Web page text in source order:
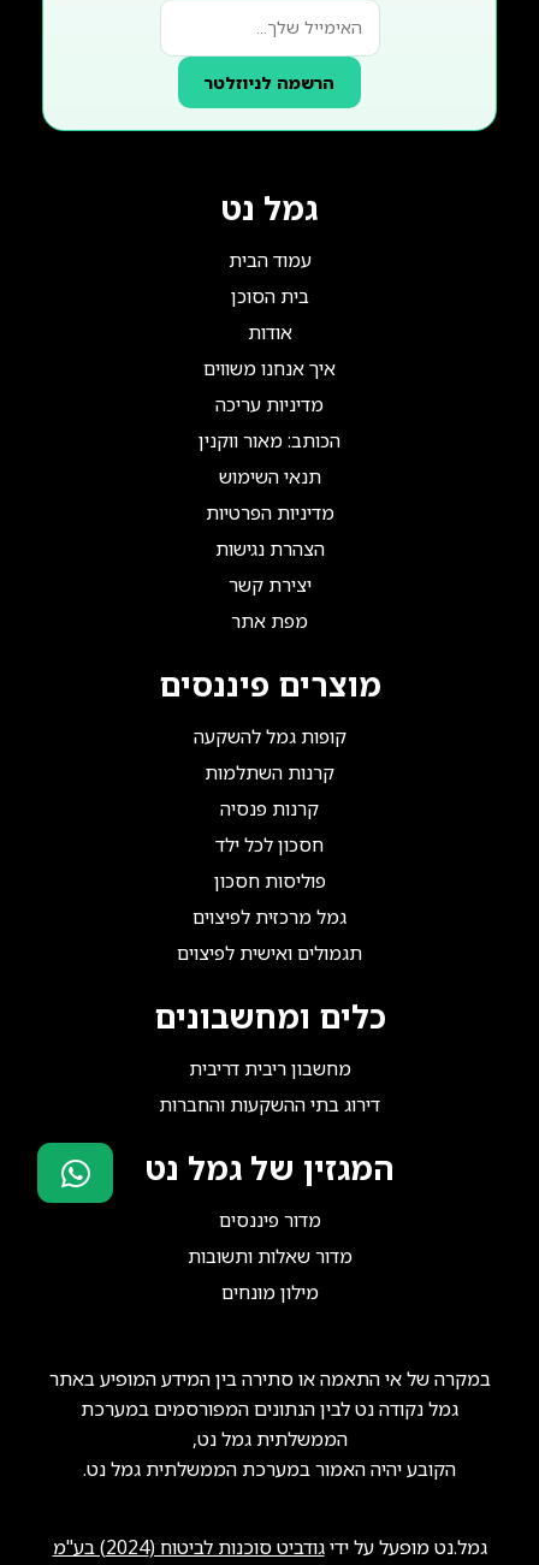
הרשמה לניוזלטר
גמל נט
עמוד הבית
בית הסוכן
אודות
איך אנחנו משווים
מדיניות עריכה
הכותב: מאור ווקנין
תנאי השימוש
מדיניות הפרטיות
הצהרת נגישות
יצירת קשר
מפת אתר
מוצרים פיננסים
קופות גמל להשקעה
קרנות השתלמות
קרנות פנסיה
חסכון לכל ילד
פוליסות חסכון
גמל מרכזית לפיצוים
תגמולים ואישית לפיצוים
כלים ומחשבונים
מחשבון ריבית דריבית
דירוג בתי ההשקעות והחברות
המגזין של גמל נט
מדור פיננסים
מדור שאלות ותשובות
מילון מונחים
במקרה של אי התאמה או סתירה בין המידע המופיע באתר
גמל נקודה נט לבין הנתונים המפורסמים במערכת
הממשלתית גמל נט,
הקובע יהיה האמור במערכת הממשלתית גמל נט.
גמל.נט מופעל על ידיגודביט סוכנות לביטוח (2024) בע"מ